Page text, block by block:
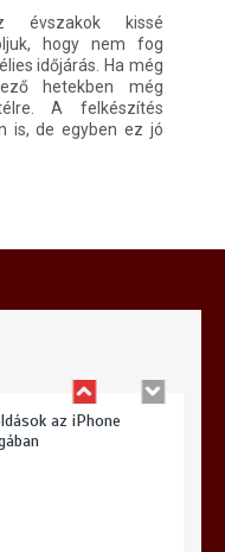
évszakok kissé
hogy nem fog
időjárás. Ha még
hetekben még
A felkészítés
is, de egyben ez jó
jár a kerti szivattyú
az iPhone